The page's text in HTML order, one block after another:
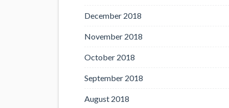
December 2018
November 2018
October 2018
September 2018
August 2018